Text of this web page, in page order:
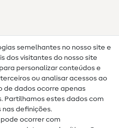
semelhantes no nosso site e
dos visitantes do nosso site
personalizar conteúdos e
ou analisar acessos ao
de dados ocorre apenas
Partilhamos estes dados com
definições.
ocorrer com